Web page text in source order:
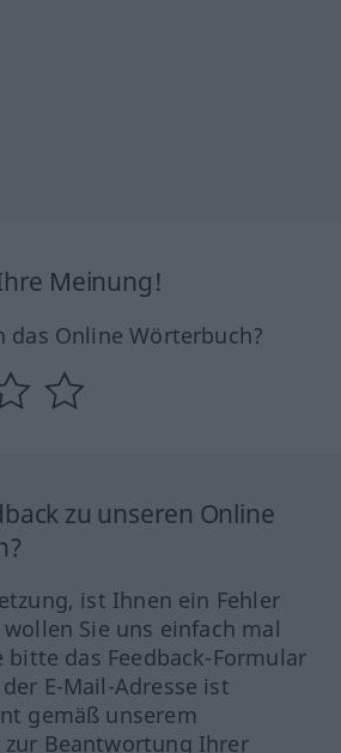
Meinung!
das Online Wörterbuch?
zu unseren Online
ist Ihnen ein Fehler
Sie uns einfach mal
bitte das Feedback-Formular
E-Mail-Adresse ist
gemäß unserem
zur Beantwortung Ihrer